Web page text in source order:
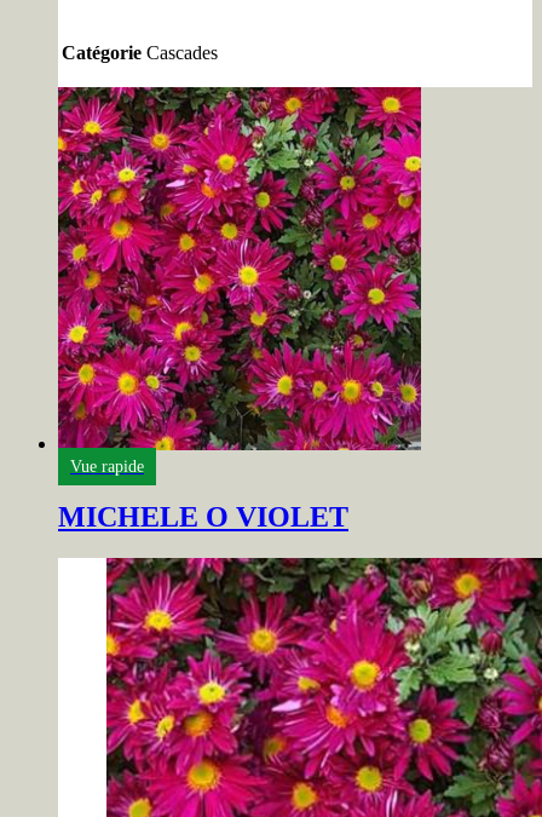
Catégorie Cascades
Vue rapide
MICHELE O VIOLET